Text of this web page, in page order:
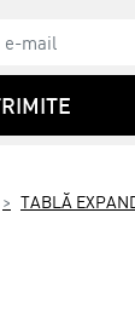
TABLĂ